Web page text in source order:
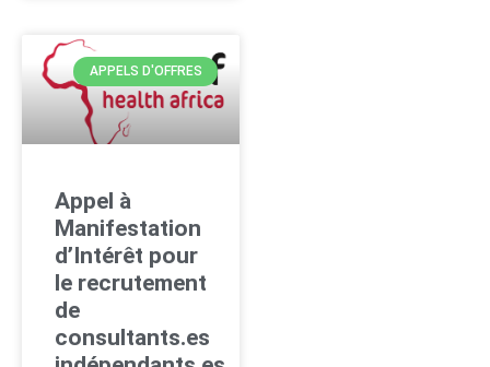
APPELS D'OFFRES
Appel à
Manifestation
d’Intérêt pour
le recrutement
de
consultants.es